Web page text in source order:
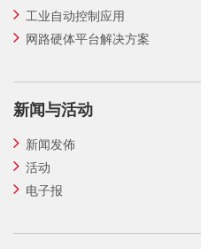
工业自动控制应用
网路硬体平台解决方案
新闻与活动
新闻发佈
活动
电子报